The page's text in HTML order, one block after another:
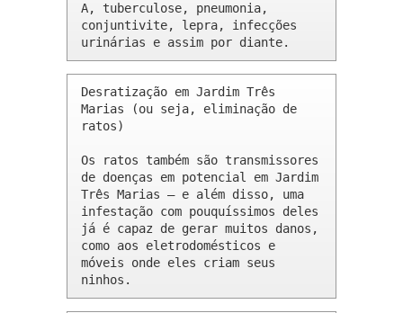
A, tuberculose, pneumonia,
conjuntivite, lepra, infecções
urinárias e assim por diante.
Desratização em Jardim Três
Marias (ou seja, eliminação de
ratos)
Os ratos também são transmissores
de doenças em potencial em Jardim
Três Marias – e além disso, uma
infestação com pouquíssimos deles
já é capaz de gerar muitos danos,
como aos eletrodomésticos e
móveis onde eles criam seus
ninhos.